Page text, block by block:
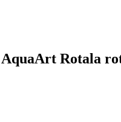
AquaArt Rotala